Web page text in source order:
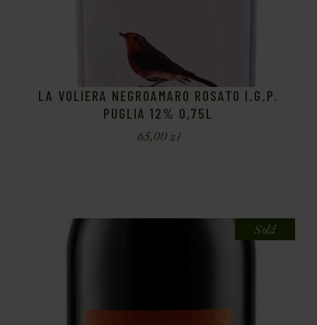
LA VOLIERA NEGROAMARO ROSATO I.G.P.
PUGLIA 12% 0,75L
65,00zł
Sold